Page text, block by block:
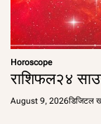
Horoscope
राशिफल२४
August 9, 2026डिजिटल